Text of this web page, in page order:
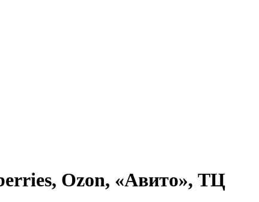
Ozon, «Авито», ТЦ